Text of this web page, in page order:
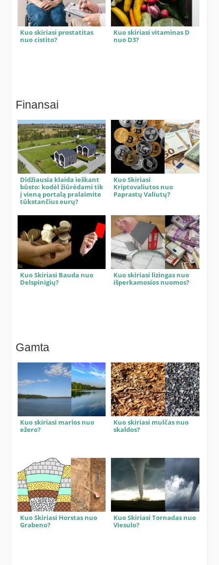
Kuo skiriasi prostatitas
nuo cistito?
Kuo skiriasi vitaminas D
nuo D3?
Finansai
Didžiausia klaida ieškant
būsto: kodėl žiūrėdami tik
į vieną portalą pralaimite
tūkstančius eurų?
Kuo Skiriasi
Kriptovaliutos nuo
Paprastų Valiutų?
Kuo Skiriasi Bauda nuo
Delspinigių?
Kuo skiriasi lizingas nuo
išperkamosios nuomos?
Gamta
Kuo skiriasi marios nuo
ežero?
Kuo skiriasi mulčas nuo
skaldos?
Kuo Skiriasi Horstas nuo
Grabeno?
Kuo Skiriasi Tornadas nuo
Viesulo?